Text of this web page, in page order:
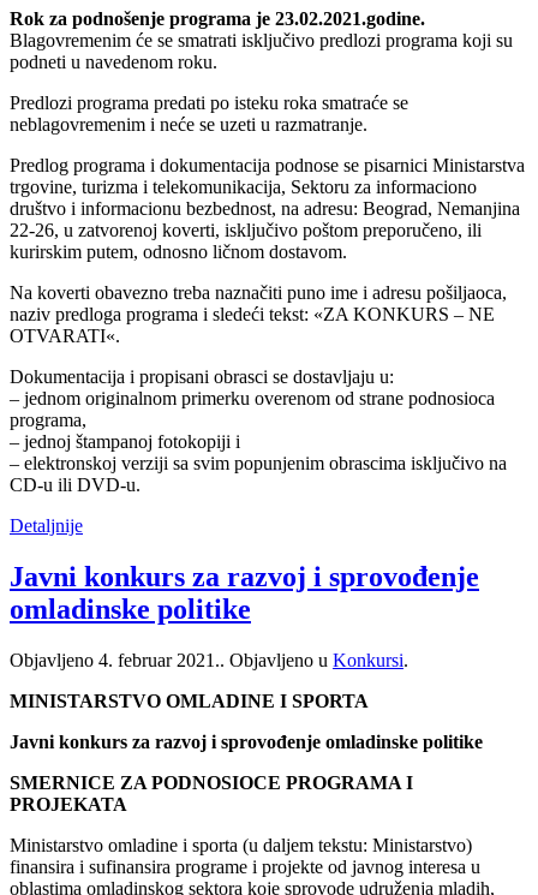
Rok za podnošenje programa je 23.02.2021.godine.
Blagovremenim će se smatrati isključivo predlozi programa koji su
podneti u navedenom roku.
Predlozi programa predati po isteku roka smatraće se
neblagovremenim i neće se uzeti u razmatranje.
Predlog programa i dokumentacija podnose se pisarnici Ministarstva
trgovine, turizma i telekomunikacija, Sektoru za informaciono
društvo i informacionu bezbednost, na adresu: Beograd, Nemanjina
22-26, u zatvorenoj koverti, isključivo poštom preporučeno, ili
kurirskim putem, odnosno ličnom dostavom.
Na koverti obavezno treba naznačiti puno ime i adresu pošiljaoca,
naziv predloga programa i sledeći tekst: «ZA KONKURS – NE
OTVARATI«.
Dokumentacija i propisani obrasci se dostavljaju u:
– jednom originalnom primerku overenom od strane podnosioca
programa,
– jednoj štampanoj fotokopiji i
– elektronskoj verziji sa svim popunjenim obrascima isključivo na
CD-u ili DVD-u.
Detaljnije
Javni konkurs za razvoj i sprovođenje
omladinske politike
Objavljeno 4. februar 2021.. Objavljeno u Konkursi.
MINISTARSTVO OMLADINE I SPORTA
Javni konkurs za razvoj i sprovođenje omladinske politike
SMERNICE ZA PODNOSIOCE PROGRAMA I
PROJEKATA
Ministarstvo omladine i sporta (u daljem tekstu: Ministarstvo)
finansira i sufinansira programe i projekte od javnog interesa u
oblastima omladinskog sektora koje sprovode udruženja mladih,